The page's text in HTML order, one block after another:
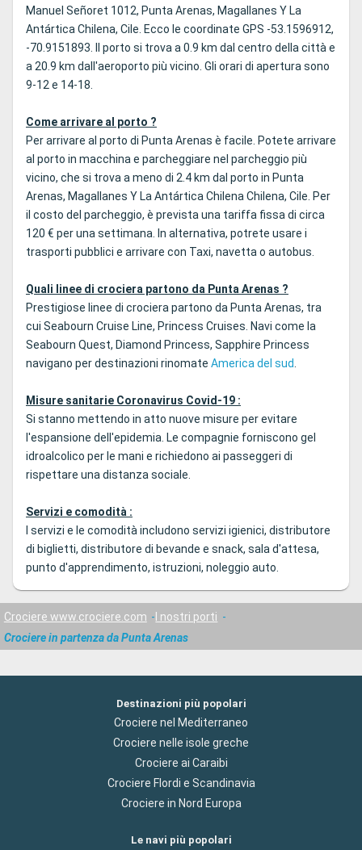
Manuel Señoret 1012, Punta Arenas, Magallanes Y La
Antártica Chilena, Cile. Ecco le coordinate GPS -53.1596912,
-70.9151893. Il porto si trova a 0.9 km dal centro della città e
a 20.9 km dall'aeroporto più vicino. Gli orari di apertura sono
9-12 e 14-18.
Come arrivare al porto ?
Per arrivare al porto di Punta Arenas è facile. Potete arrivare
al porto in macchina e parcheggiare nel parcheggio più
vicino, che si trova a meno di 2.4 km dal porto in Punta
Arenas, Magallanes Y La Antártica Chilena Chilena, Cile. Per
il costo del parcheggio, è prevista una tariffa fissa di circa
120 € per una settimana. In alternativa, potrete usare i
trasporti pubblici e arrivare con Taxi, navetta o autobus.
Quali linee di crociera partono da Punta Arenas ?
Prestigiose linee di crociera partono da Punta Arenas, tra
cui Seabourn Cruise Line, Princess Cruises. Navi come la
Seabourn Quest, Diamond Princess, Sapphire Princess
navigano per destinazioni rinomate America del sud.
Misure sanitarie Coronavirus Covid-19 :
Si stanno mettendo in atto nuove misure per evitare
l'espansione dell'epidemia. Le compagnie forniscono gel
idroalcolico per le mani e richiedono ai passeggeri di
rispettare una distanza sociale.
Servizi e comodità :
I servizi e le comodità includono servizi igienici, distributore
di biglietti, distributore di bevande e snack, sala d'attesa,
punto d'apprendimento, istruzioni, noleggio auto.
Crociere www.crociere.com
I nostri porti
Crociere in partenza da Punta Arenas
Destinazioni più popolari
Crociere nel Mediterraneo
Crociere nelle isole greche
Crociere ai Caraibi
Crociere Flordi e Scandinavia
Crociere in Nord Europa
Le navi più popolari